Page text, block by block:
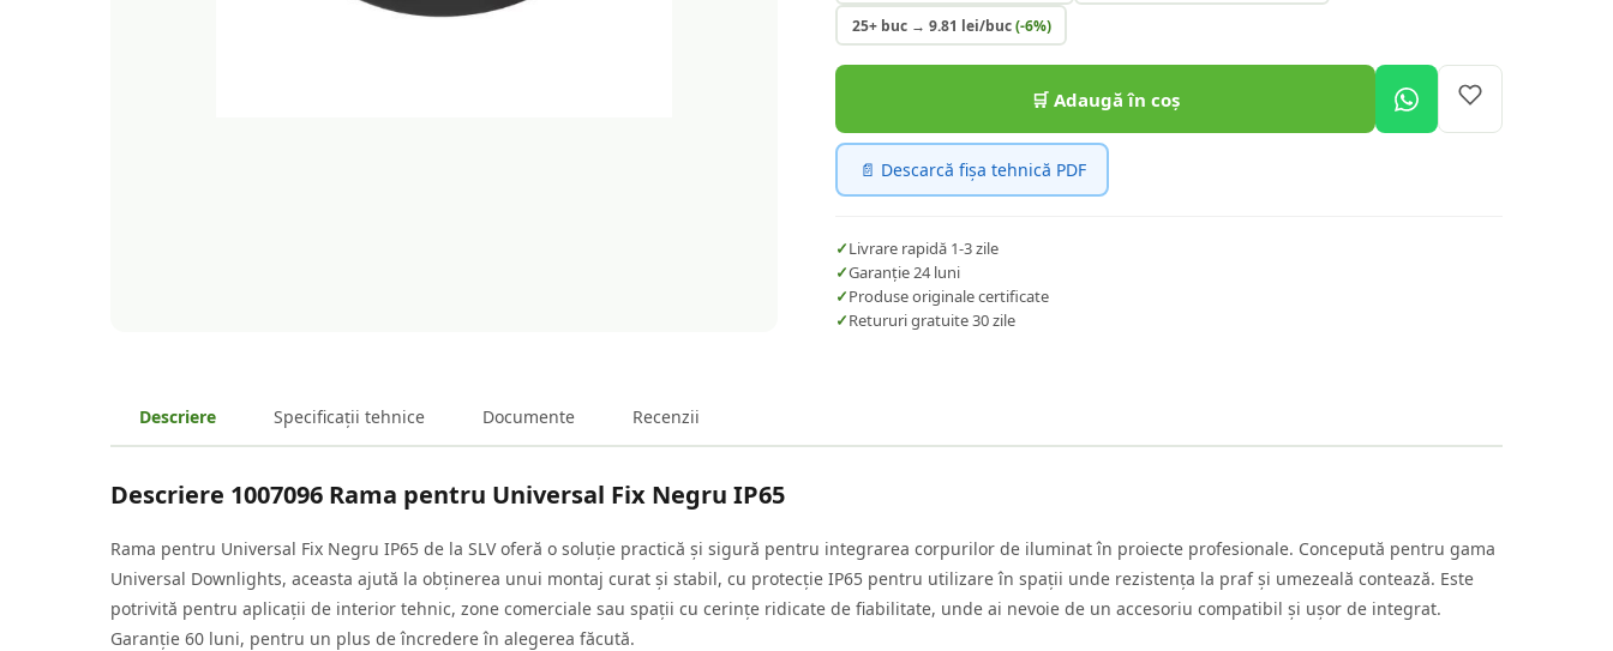
25+ buc→ 9.81 lei/buc(-6%)
🛒 Adaugă în coș
📄 Descarcă fișa tehnică PDF
✓Livrare rapidă 1-3 zile
✓Garanție 24 luni
✓Produse originale certificate
✓Retururi gratuite 30 zile
Descriere Specificații tehnice Documente Recenzii
Descriere 1007096 Rama pentru Universal Fix Negru IP65
Rama pentru Universal Fix Negru IP65 de la SLV oferă o soluție practică și sigură pentru integrarea corpurilor de iluminat în proiecte profesionale. Concepută pentru gama
Universal Downlights, aceasta ajută la obținerea unui montaj curat și stabil, cu protecție IP65 pentru utilizare în spații unde rezistența la praf și umezeală contează. Este
potrivită pentru aplicații de interior tehnic, zone comerciale sau spații cu cerințe ridicate de fiabilitate, unde ai nevoie de un accesoriu compatibil și ușor de integrat.
Garanție 60 luni, pentru un plus de încredere în alegerea făcută.